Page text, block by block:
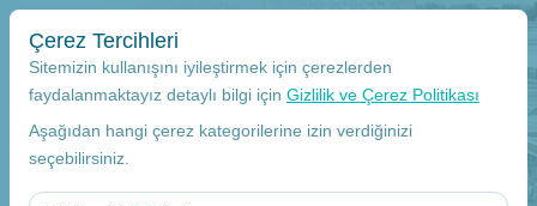
Çerez Tercihleri
Sitemizin kullanışını iyileştirmek için çerezlerden
faydalanmaktayız detaylı bilgi için Gizlilik ve Çerez Politikası
Aşağıdan hangi çerez kategorilerine izin verdiğinizi
seçebilirsiniz.
Alış Yeri